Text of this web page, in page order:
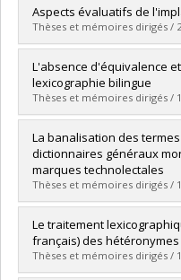
Diplômé(e) :Plourde, Éric
Cycle : Maîtrise
Diplôme obtenu :M.A.
Lien vers le document
Aspects évaluatifs de
Thèses et mémoires dirigés /
Diplômé(e) :Quirion, Jean
Cycle :Doctorat
Diplôme obtenu :Ph. D.
Lien vers le document
L'absence d'équivalence
lexicographie bilingue
Thèses et mémoires dirigés /
Diplômé(e) :Chee Hin
Cycle :Maîtrise
Diplôme obtenu :M.A.
Lien vers le document
La banalisation des
dictionnaires généraux
marques technolectales
Thèses et mémoires dirigés /
Diplômé(e) :Simard,
Cycle :Maîtrise
Diplôme obtenu :M.A.
Lien vers le document
Le traitement
français) des hétéronymes
Thèses et mémoires dirigés /